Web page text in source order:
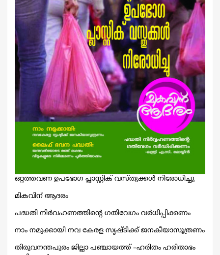
ഒറ്റത്തവണ ഉപഭോഗ പ്ലാസ്റ്റിക് വസ്തുക്കള്‍ നിരോധിച്ചു
മികവിന് ആദരം
പദ്ധതി നിര്‍വഹണത്തിന്റെ ഗതിവേഗം വര്‍ധിപ്പിക്കണം
നാം നമുക്കായി നവ കേരള സൃഷ്ടിക്ക് ജനകീയാസൂത്രണം
തിരുവനന്തപുരം ജില്ലാ പഞ്ചായത്ത് –ഹരിതം ഹരിതാഭം